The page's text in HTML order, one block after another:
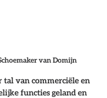
van Domijn
tal van commerciële en
functies geland en